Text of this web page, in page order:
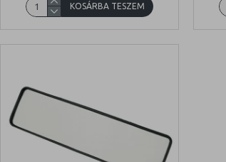
KOSÁRBA TESZEM